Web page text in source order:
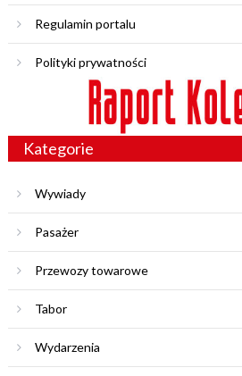
Regulamin portalu
Polityki prywatności
Kategorie
Wywiady
Pasażer
Przewozy towarowe
Tabor
Wydarzenia